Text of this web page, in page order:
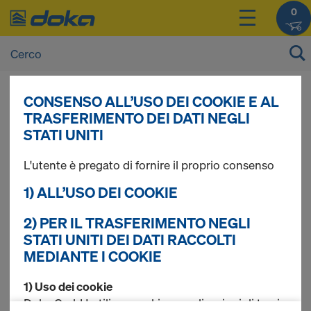
0
I prezzi dei vostri prodotti sono consultabili
dopo illogin.
Sistemi di accesso
Trovati 9 prodotti
Più ricercato
CONSENSO ALL’USO DEI COOKIE E AL
TRASFERIMENTO DEI DATI NEGLI
STATI UNITI
L'utente è pregato di fornire il proprio consenso
1) ALL’USO DEI COOKIE
2) PER IL TRASFERIMENTO NEGLI
STATI UNITI DEI DATI RACCOLTI
MEDIANTE I COOKIE
1) Uso dei cookie
Doka GmbH utilizza cookie e applicazioni di terzi.